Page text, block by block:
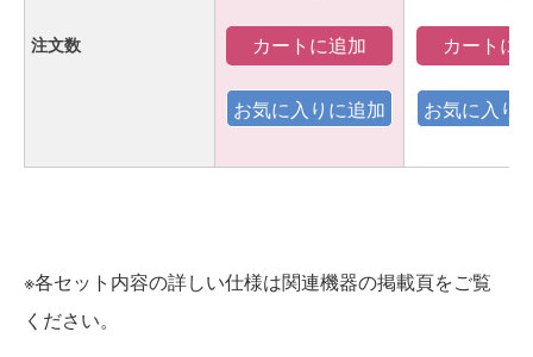
注文数 カートに追加 カートに
※各セット内容の詳しい仕様は関連機器の掲載頁をご覧
ください。